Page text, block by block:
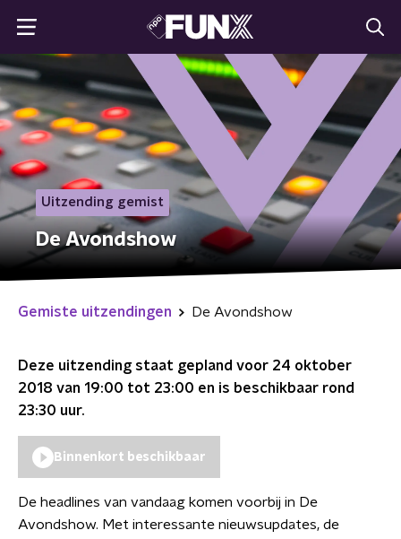
Uitzending gemist
De Avondshow
Gemiste uitzendingen De Avondshow
Deze uitzending staat gepland voor 24 oktober
2018 van 19:00 tot 23:00 en is beschikbaar rond
23:30 uur.
Binnenkort beschikbaar
De headlines van vandaag komen voorbij in De
Avondshow. Met interessante nieuwsupdates, de